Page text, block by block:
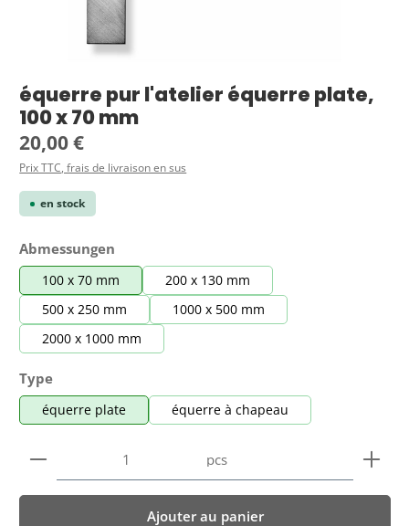
équerre pur l'atelier équerre plate,
100 x 70 mm
Prix régulier :
20,00 €
Prix TTC, frais de livraison en sus
en stock
Sélectionnez
Abmessungen
100 x 70 mm
200 x 130 mm
500 x 250 mm
1000 x 500 mm
2000 x 1000 mm
Sélectionnez
Type
équerre plate équerre à chapeau
Quantité de produit : Entrez la quantité
pcs
Ajouter au panier